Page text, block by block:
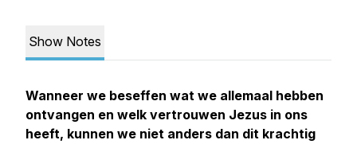
Show Notes
Wanneer we beseffen wat we allemaal hebben
ontvangen en welk vertrouwen Jezus in ons
heeft, kunnen we niet anders dan dit krachtig